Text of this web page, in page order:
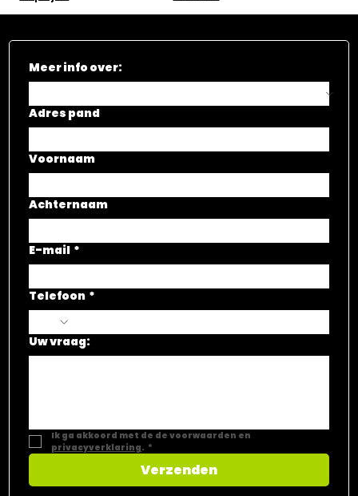
Meer info over:
Adres pand
Voornaam
Achternaam
E-mail *
Telefoon *
Uw vraag:
privacyverklaring. *
Verzenden